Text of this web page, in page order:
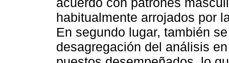
habitualmente arrojados por
En segundo lugar, también
desagregación del análisis